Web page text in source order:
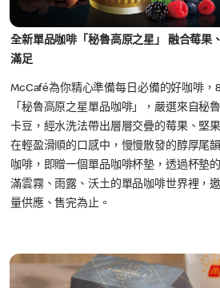
全新單品咖啡「秘魯高原之星」 融合莓果
滿足
McCafé為你精心準備每日必備的好咖啡，
「秘魯高原之星單品咖啡」，嚴選來自秘
卡豆，經水洗法帶出層層交疊的莓果、堅
在輕盈滑順的口感中，慢慢散發的醇厚尾
咖啡，即贈一個單品咖啡杯墊，透過杯墊
滿雲霧、雨露、沃土的單品咖啡世界裡，
量供應、售完為止。